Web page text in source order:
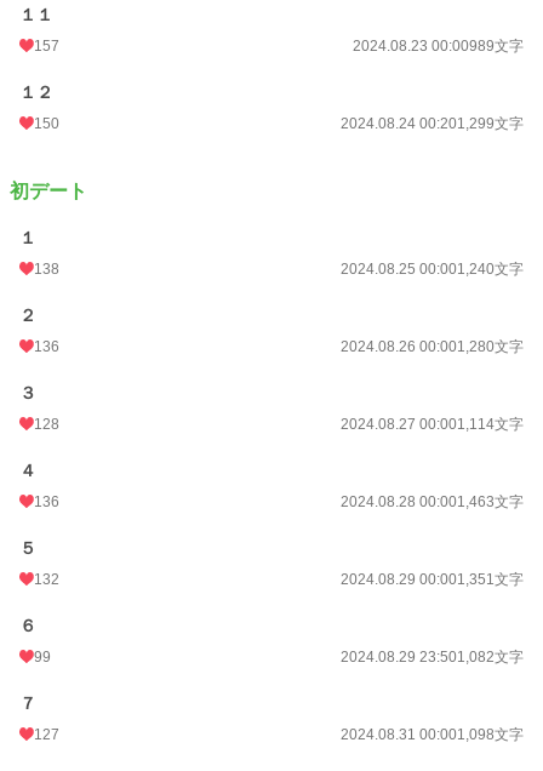
１１
157 2024.08.23 00:00989文字
１２
150 2024.08.24 00:201,299文字
初デート
１
138 2024.08.25 00:001,240文字
２
136 2024.08.26 00:001,280文字
３
128 2024.08.27 00:001,114文字
４
136 2024.08.28 00:001,463文字
５
132 2024.08.29 00:001,351文字
６
99 2024.08.29 23:501,082文字
７
127 2024.08.31 00:001,098文字